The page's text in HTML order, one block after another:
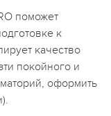
поможет
к
качество
покойного и
оформить